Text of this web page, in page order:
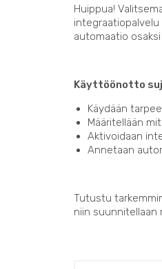
Huippua!
automaatio
Käyttöönotto
Käydään
Määritellään
Aktivoidaan
Annetaan
Tutustu
niin suunnitellaan